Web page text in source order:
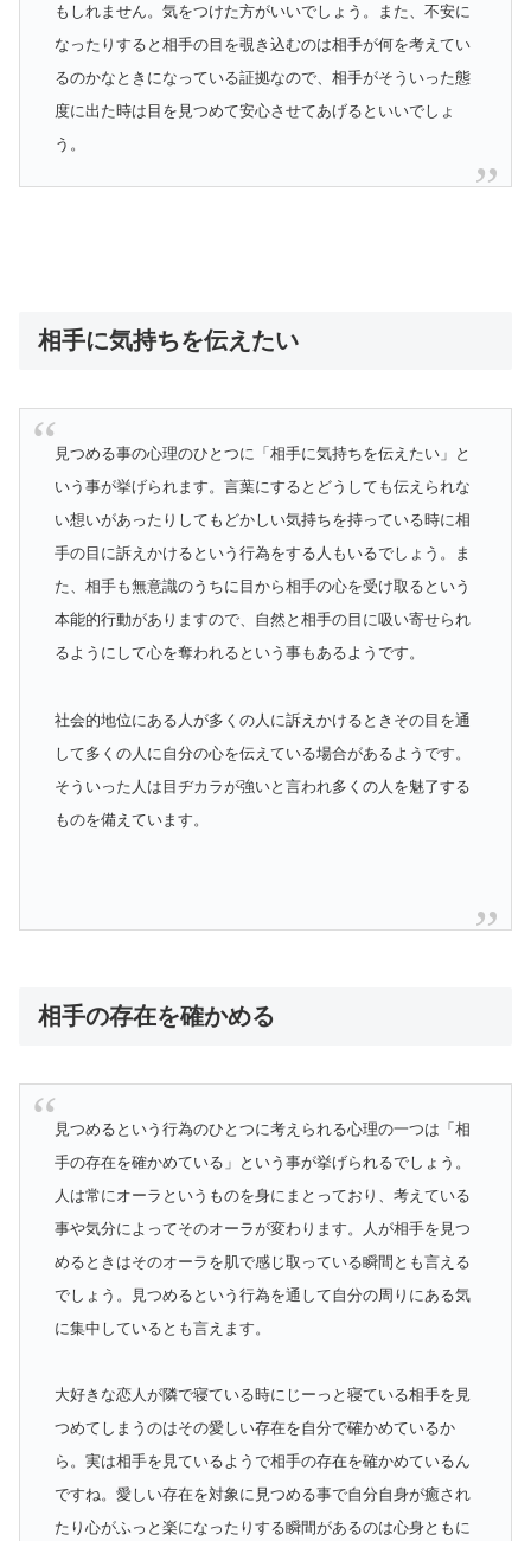
もしれません。気をつけた方がいいでしょう。また、不安に
なったりすると相手の目を覗き込むのは相手が何を考えてい
るのかなときになっている証拠なので、相手がそういった態
度に出た時は目を見つめて安心させてあげるといいでしょ
う。
相手に気持ちを伝えたい
見つめる事の心理のひとつに「相手に気持ちを伝えたい」と
いう事が挙げられます。言葉にするとどうしても伝えられな
い想いがあったりしてもどかしい気持ちを持っている時に相
手の目に訴えかけるという行為をする人もいるでしょう。ま
た、相手も無意識のうちに目から相手の心を受け取るという
本能的行動がありますので、自然と相手の目に吸い寄せられ
るようにして心を奪われるという事もあるようです。
社会的地位にある人が多くの人に訴えかけるときその目を通
して多くの人に自分の心を伝えている場合があるようです。
そういった人は目ヂカラが強いと言われ多くの人を魅了する
ものを備えています。
相手の存在を確かめる
見つめるという行為のひとつに考えられる心理の一つは「相
手の存在を確かめている」という事が挙げられるでしょう。
人は常にオーラというものを身にまとっており、考えている
事や気分によってそのオーラが変わります。人が相手を見つ
めるときはそのオーラを肌で感じ取っている瞬間とも言える
でしょう。見つめるという行為を通して自分の周りにある気
に集中しているとも言えます。
大好きな恋人が隣で寝ている時にじーっと寝ている相手を見
つめてしまうのはその愛しい存在を自分で確かめているか
ら。実は相手を見ているようで相手の存在を確かめているん
ですね。愛しい存在を対象に見つめる事で自分自身が癒され
たり心がふっと楽になったりする瞬間があるのは心身ともに